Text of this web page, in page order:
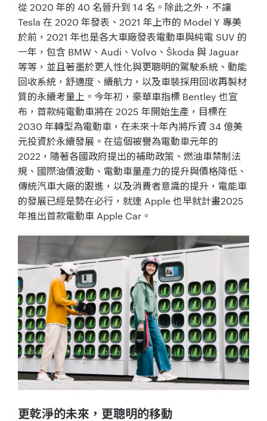
從 2020 年的 40 名晉升到 14 名。除此之外，不讓
Tesla 在 2020 年發表、2021 年上市的 Model Y 專美
於前，2021 年也是各大車廠發表電動車與純電 SUV 的
一年，包含 BMW、Audi、Volvo、Škoda 與 Jaguar
等等，並且著墨於更人性化與更聰明的駕駛系統、動能
回收系統，舒適度、續航力，以及車裝採用回收再製材
質的永續考量上。今年初，豪華車指標 Bentley 也宣
布，首款純電動車將在 2025 年開始生產，目標在
2030 年轉型為電動車，在未來十年內將斥資 34 億美
元投資於永續發展。在這個被譽為電動車元年的
2022，隨著各國政府提出的補助政策、燃油車禁制法
規、國際油價波動、電動車量產力的提升與價格降低、
傳統汽車大廠的跟進，以及消費者意識的提升，電能車
的發展已經是勢在必行，就連 Apple 也早就計畫2025
年推出首款電動車 Apple Car。
更乾淨的未來，更聰明的移動